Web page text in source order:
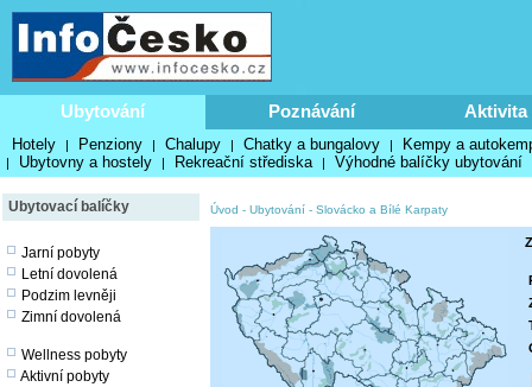
Ubytování Poznávání Aktivita
Hotely | Penziony | Chalupy | Chatky a bungalovy | Kempy a
| Ubytovny a hostely | Rekreační střediska | Výhodné balíčky ubytování
Ubytovací balíčky
Jarní pobyty
Letní dovolená
Podzim levněji
Zimní dovolená
Wellness pobyty
Aktivní pobyty
Úvod - Ubytování - Slovácko a Bílé Karpaty